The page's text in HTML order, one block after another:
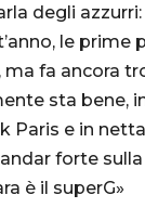
degli
le prime
fa ancora
sta
Paris e in
forte
è il superG»